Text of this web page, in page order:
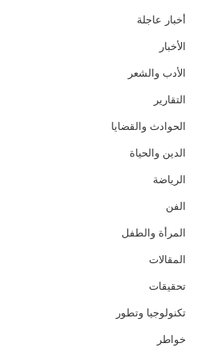
أخبار عاجلة
الأخبار
الأدب والشعر
التقارير
الحوادث والقضايا
الدين والحياة
الرياضة
الفن
المرأة والطفل
المقالات
تحقيقات
تكنولوجيا وتطور
خواطر